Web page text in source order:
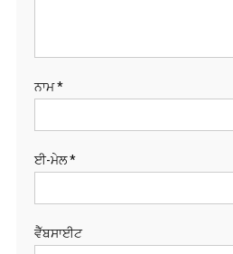
ਨਾਮ*
ਈ-ਮੇਲ*
ਵੈੱਬਸਾਈਟ